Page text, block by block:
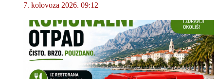
7. kolovoza 2026. 09:12